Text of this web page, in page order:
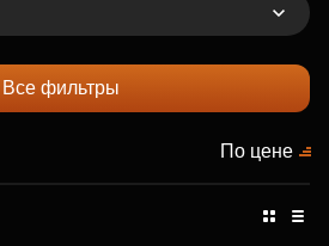
Все фильтры
По цене